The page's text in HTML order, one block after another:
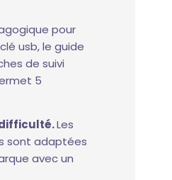
pour
usb, le guide
de suivi
5
difficulté.Les
sont adaptées
avec un